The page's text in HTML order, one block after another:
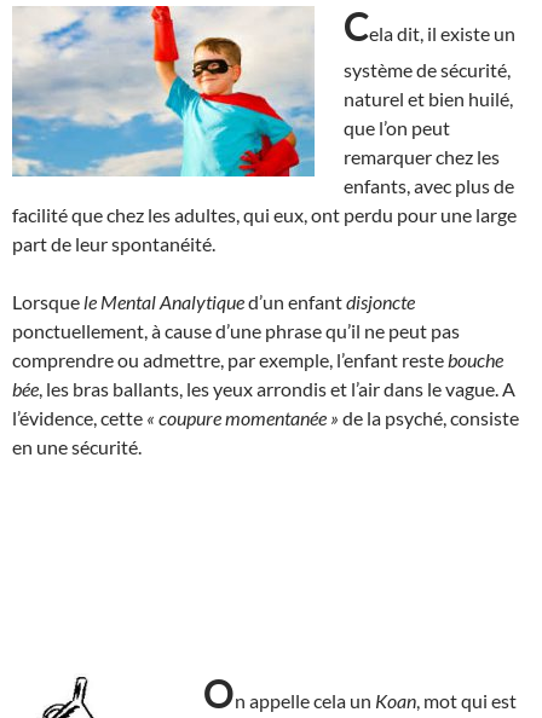
Cela dit, il existe un
système de sécurité,
naturel et bien huilé,
que l’on peut
remarquer chez les
enfants, avec plus de
facilité que chez les adultes, qui eux, ont perdu pour une large
part de leur spontanéité.
Lorsque le Mental Analytiqued’un enfantdisjoncte
ponctuellement, à cause d’une phrase qu’il ne peut pas
comprendre ou admettre, par exemple, l’enfant reste bouche
bée , les bras ballants, les yeux arrondis et l’air dans le vague. A
l’évidence, cette « coupure momentanée » de la psyché, consiste
en une sécurité.
On appelle cela un Koan , mot qui est